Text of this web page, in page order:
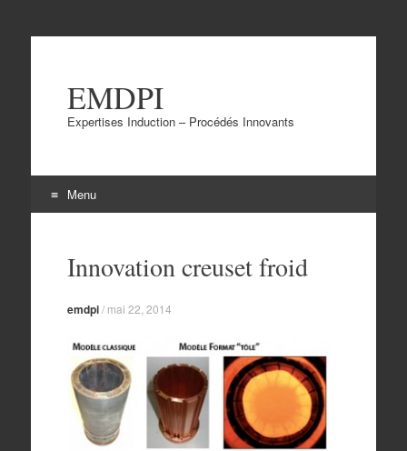
EMDPI
Expertises Induction – Procédés Innovants
Menu
contenuInnovation creuset froid
emdpi/ mai 22, 2014